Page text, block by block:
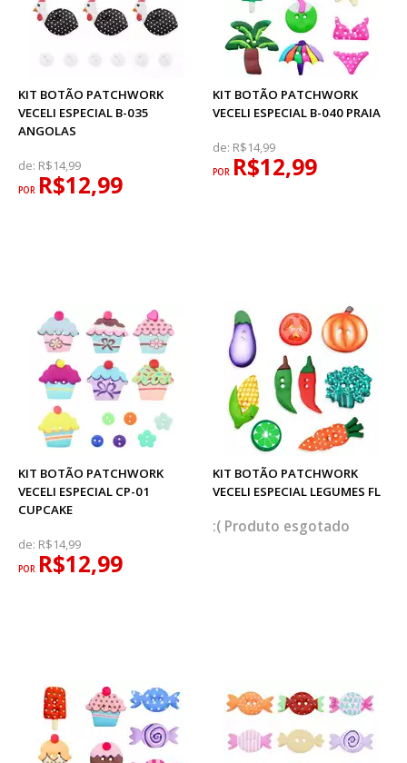
KIT BOTÃO PATCHWORK
VECELI ESPECIAL B-035
ANGOLAS
de: R$14,99
POR R$12,99
KIT BOTÃO PATCHWORK
VECELI ESPECIAL B-040 PRAIA
de: R$14,99
POR R$12,99
KIT BOTÃO PATCHWORK
VECELI ESPECIAL CP-01
CUPCAKE
de: R$14,99
POR R$12,99
KIT BOTÃO PATCHWORK
VECELI ESPECIAL LEGUMES FL
esgotado